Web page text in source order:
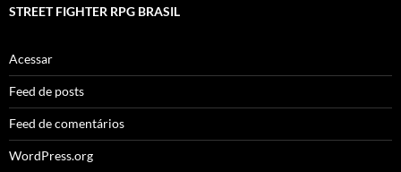
STREET FIGHTER RPG BRASIL
Acessar
Feed de posts
Feed de comentários
WordPress.org